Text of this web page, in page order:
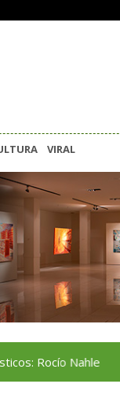
VIRAL
Nahle